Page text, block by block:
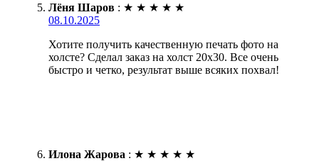
Лёня Шаров : ★ ★ ★ ★ ★
08.10.2025
Хотите получить качественную печать фото на
холсте? Сделал заказ на холст 20х30. Все очень
быстро и четко, результат выше всяких похвал!
Илона Жарова : ★ ★ ★ ★ ★